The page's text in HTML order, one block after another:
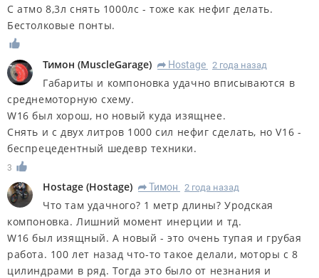
С атмо 8,3л снять 1000лс - тоже как нефиг делать.
Бестолковые понты.
Тимон (MuscleGarage) R Hostage 2 года назад
Габариты и компоновка удачно вписываются в
среднемоторную схему.
W16 был хорош, но новый куда изящнее.
Снять и с двух литров 1000 сил нефиг сделать, но V16 -
беспрецедентный шедевр техники.
3
Hostage (Hostage) R Тимон 2 года назад
Что там удачного? 1 метр длины? Уродская
компоновка. Лишний момент инерции и тд.
W16 был изящный. А новый - это очень тупая и грубая
работа. 100 лет назад что-то такое делали, моторы с 8
цилиндрами в ряд. Тогда это было от незнания и